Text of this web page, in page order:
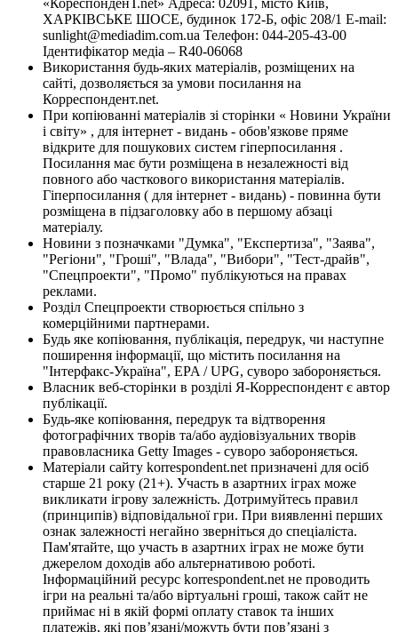
ХАРКІВСЬКЕ ШОСЕ, будинок 172-Б, офіс 208/1 E-mail:
sunlight@mediadim.com.ua Телефон: 044-205-43-00
Ідентифікатор медіа – R40-06068
Використання будь-яких матеріалів, розміщених на
сайті, дозволяється за умови посилання на
Корреспондент.net.
При копіюванні матеріалів зі сторінки « Новини України
і світу» , для інтернет - видань - обов'язкове пряме
відкрите для пошукових систем гіперпосилання .
Посилання має бути розміщена в незалежності від
повного або часткового використання матеріалів.
Гіперпосилання ( для інтернет - видань) - повинна бути
розміщена в підзаголовку або в першому абзаці
матеріалу.
Новини з позначками "Думка", "Експертиза", "Заява",
"Регіони", "Гроші", "Влада", "Вибори", "Тест-драйв",
"Спецпроекти", "Промо" публікуються на правах
реклами.
Розділ Спецпроекти створюється спільно з
комерційними партнерами.
Будь яке копіювання, публікація, передрук, чи наступне
поширення інформації, що містить посилання на
"Інтерфакс-Україна", EPA / UPG, суворо забороняється.
Власник веб-сторінки в розділі Я-Корреспондент є автор
публікації.
Будь-яке копіювання, передрук та відтворення
фотографічних творів та/або аудіовізуальних творів
правовласника Getty Images - суворо забороняється.
Матеріали сайту korrespondent.net призначені для осіб
старше 21 року (21+). Участь в азартних іграх може
викликати ігрову залежність. Дотримуйтесь правил
(принципів) відповідальної гри. При виявленні перших
ознак залежності негайно зверніться до спеціаліста.
Пам'ятайте, що участь в азартних іграх не може бути
джерелом доходів або альтернативою роботі.
Інформаційний ресурс korrespondent.net не проводить
ігри на реальні та/або віртуальні гроші, також сайт не
приймає ні в якій формі оплату ставок та інших
платежів, які пов’язані/можуть бути пов’язані з